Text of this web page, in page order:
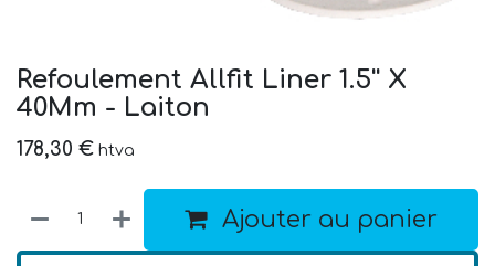
Refoulement Allfit Liner 1.5'' X
40Mm - Laiton
178,30 € htva
Ajouter au panier